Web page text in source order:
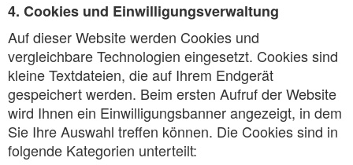
4. Cookies und Einwilligungsverwaltung
Auf dieser Website werden Cookies und
vergleichbare Technologien eingesetzt. Cookies sind
kleine Textdateien, die auf Ihrem Endgerät
gespeichert werden. Beim ersten Aufruf der Website
wird Ihnen ein Einwilligungsbanner angezeigt, in dem
Sie Ihre Auswahl treffen können. Die Cookies sind in
folgende Kategorien unterteilt: